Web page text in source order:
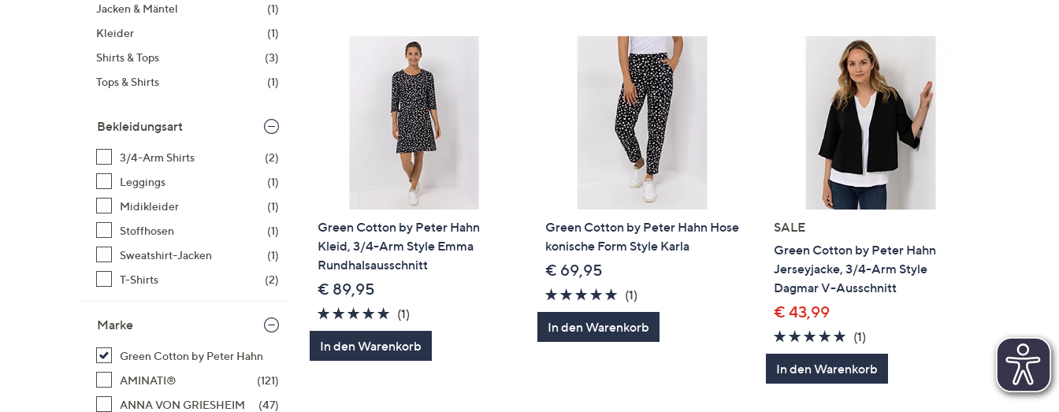
Jacken & Mäntel
(1)
Kleider
(1)
Shirts & Tops
(3)
Tops & Shirts
(1)
Bekleidungsart
3/4-Arm Shirts
(2)
Leggings
(1)
Midikleider
(1)
Stoffhosen
(1)
Sweatshirt-Jacken
(1)
T-Shirts
(2)
Marke
Green Cotton by Peter Hahn
AMINATI®
(121)
ANNA VON GRIESHEIM
(47)
Green Cotton by Peter Hahn
Kleid, 3/4-Arm Style Emma
Rundhalsausschnitt
€ 89,95
5.0
von
5
(1)1
Bewertungen
In den Warenkorb
Green Cotton by Peter Hahn Hose
konische Form Style Karla
€ 69,95
5.0
von
5
(1)
Bewertungen
In den Warenkorb
SALE
Green Cotton by Peter Hahn
Jerseyjacke, 3/4-Arm Style
Dagmar V-Ausschnitt
€ 43,99
5.0
von
5
(1)
Bewertungen
In den Warenkorb